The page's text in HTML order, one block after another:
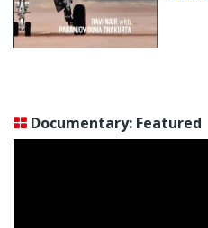
Documentary: Featured